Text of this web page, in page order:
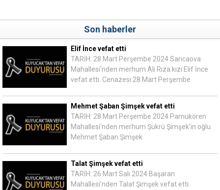
Son haberler
Elif İnce vefat etti
TARİH: 28 Mart Perşembe 2024 Sarıcaova
Mahallesi'nden merhum Ali Rıza kızı Elif İnce
vefat etti. Cenazesi 28 Mart Perşembe
Mehmet Şaban Şimşek vefat etti
TARİH: 28 Mart Perşembe 2024 Pamukören
Mahallesi'nden merhum Şükrü Şimşek'in oğlu
Mehmet Şaban Şimşek
Talat Şimşek vefat etti
TARİH: 26 Mart Salı 2024 Başaran
Mahallesi'nden Talat Şimşek vefat etti.